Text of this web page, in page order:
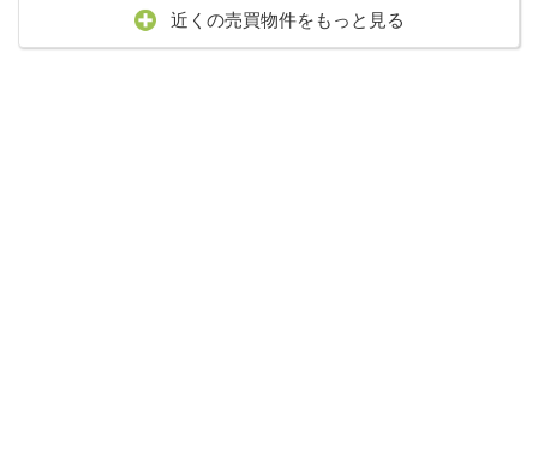
近くの売買物件をもっと見る